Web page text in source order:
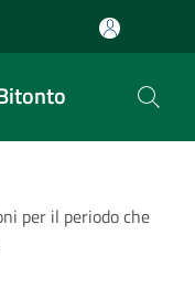
per il periodo che